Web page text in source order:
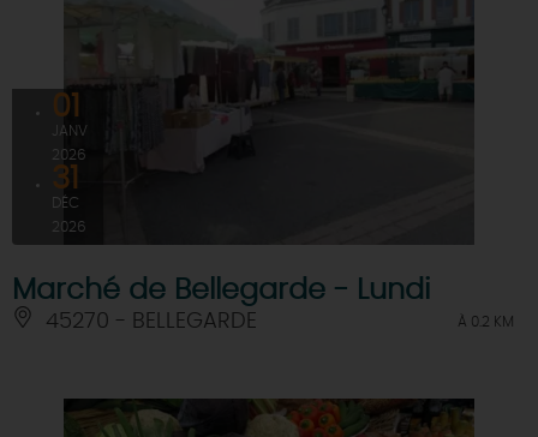
01
JANV
2026
31
DÉC
2026
Marché de Bellegarde - Lundi
45270 - BELLEGARDE À 0.2 KM